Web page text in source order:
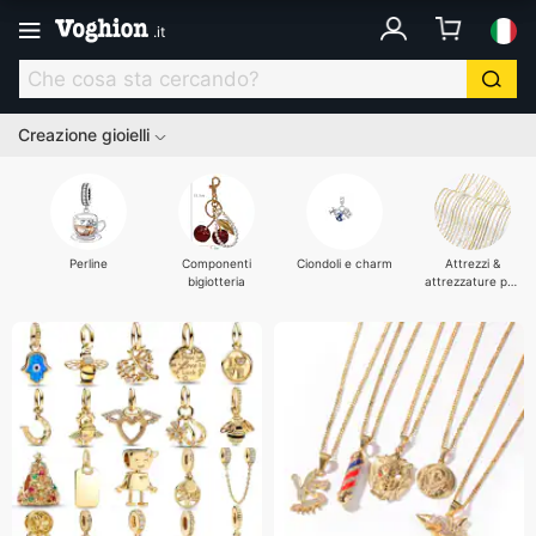
.it
Creazione gioielli
Perline
Componenti
bigiotteria
Ciondoli e charm
Attrezzi &
attrezzature per